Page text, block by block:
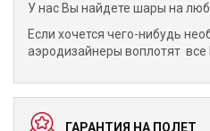
У нас Вы найдете шары на
Если хочется чего-нибудь
аэродизайнеры воплотят
ГАРАНТИЯ НА ПОЛЕТ